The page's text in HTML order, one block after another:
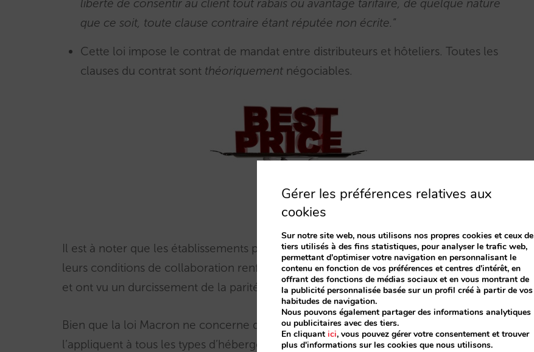
liberté de consentir au client tout rabais ou avantage tarifaire, de quelque nature
que ce soit, toute clause contraire étant réputée non écrite.“
Cette loi impose le contrat de mandat entre distributeurs et hôteliers. Toutes les
clauses du contrat sont théoriquement négociables.
Il est à noter que les établissements participants au programme “hôtels préférés” ont vu
leurs conditions de collaboration renforcées. Ils sont encore soumis à la parité tarifaire
et ont vu un durcissement de la parité de conditions, de gamme et d’accès au stock.
Bien que la loi Macron ne concerne que les hôtels (c’est écrit noir sur blanc), les OTAs
l’appliquent à tous les types d’hébergements.
Gérer les préférences relatives aux
cookies
Sur notre site web, nous utilisons nos propres cookies et ceux de
tiers utilisés à des fins statistiques, pour analyser le trafic web,
permettant d'optimiser votre navigation en personnalisant le
contenu en fonction de vos préférences et centres d'intérêt, en
offrant des fonctions de médias sociaux et en vous montrant de
la publicité personnalisée basée sur un profil créé à partir de vos
habitudes de navigation.
Nous pouvons également partager des informations analytiques
ou publicitaires avec des tiers.
En cliquant ici, vous pouvez gérer votre consentement et trouver
plus d'informations sur les cookies que nous utilisons.